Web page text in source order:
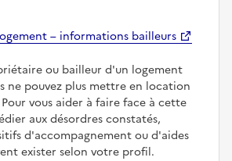
– informations bailleurs
ou bailleur d'un logement
ne pouvez plus mettre en location
vous aider à faire face à cette
aux désordres constatés,
d'accompagnement ou d'aides
exister selon votre profil.